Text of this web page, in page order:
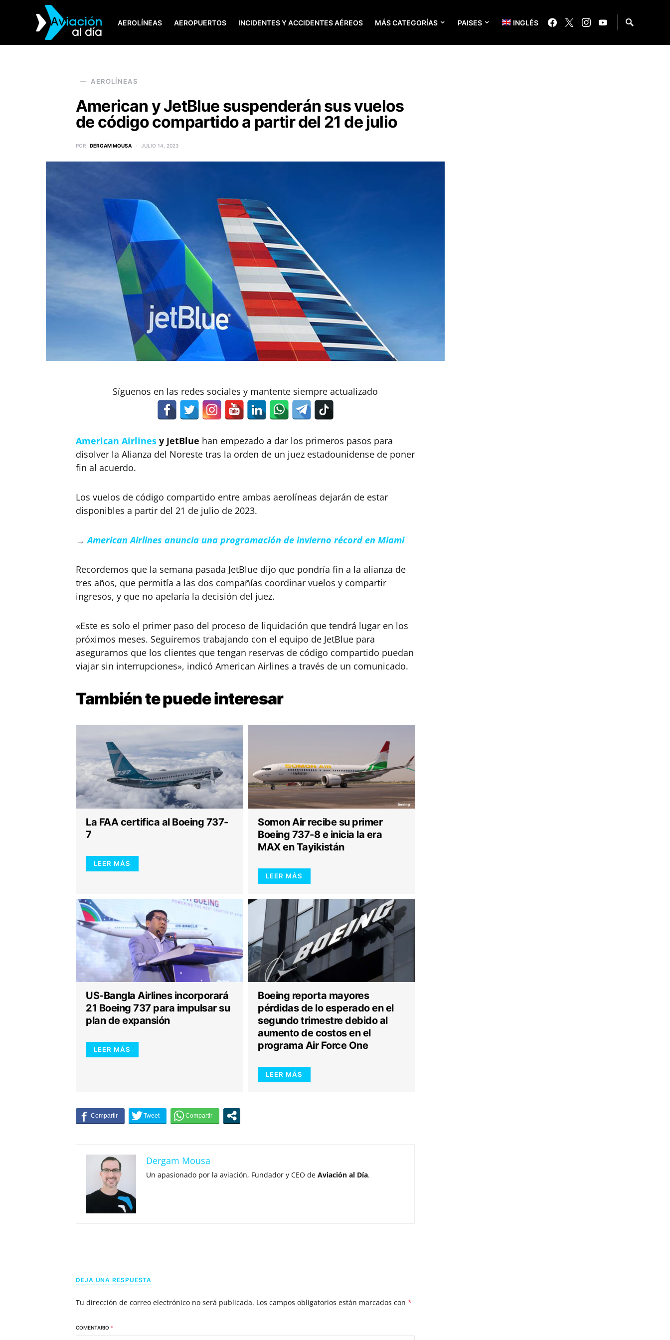
AEROLÍNEAS AEROPUERTOS INCIDENTES Y ACCIDENTES AÉREOS MÁS CATEGORÍAS PAISES INGLÉS
SEARCH FOR:
AEROLÍNEAS
American y JetBlue suspenderán sus vuelos
de código compartido a partir del 21 de julio
POR DERGAM MOUSA JULIO 14, 2023
Síguenos en las redes sociales y mantente siempre actualizado
American Airlines y JetBlue han empezado a dar los primeros pasos para
disolver la Alianza del Noreste tras la orden de un juez estadounidense de poner
fin al acuerdo.
Los vuelos de código compartido entre ambas aerolíneas dejarán de estar
disponibles a partir del 21 de julio de 2023.
→American Airlines anuncia una programación de invierno récord en Miami
Recordemos que la semana pasada JetBlue dijo que pondría fin a la alianza de
tres años, que permitía a las dos compañías coordinar vuelos y compartir
ingresos, y que no apelaría la decisión del juez.
«Este es solo el primer paso del proceso de liquidación que tendrá lugar en los
próximos meses. Seguiremos trabajando con el equipo de JetBlue para
asegurarnos que los clientes que tengan reservas de código compartido puedan
viajar sin interrupciones», indicó American Airlines a través de un comunicado.
También te puedeinteresar
La FAA certifica al Boeing 737-
7
LEER MÁS
Somon Air recibe su primer
Boeing 737-8 e inicia la era
MAX en Tayikistán
LEER MÁS
US-Bangla Airlines incorporará
21 Boeing 737 para impulsar su
plan de expansión
LEER MÁS
Boeing reporta mayores
pérdidas de lo esperado en el
segundo trimestre debido al
aumento de costos en el
programa Air Force One
LEER MÁS
Dergam Mousa
Un apasionado por la aviación, Fundador y CEO de Aviación al Día.
DEJA UNA RESPUESTA
Tu dirección de correo electrónico no será publicada. Los campos obligatorios están marcados con *
COMENTARIO *